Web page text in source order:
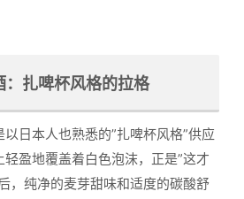
：扎啤杯风格的拉格
日本人也熟悉的”扎啤杯风格”供应
盈地覆盖着白色泡沫，正是”这才
，纯净的麦芽甜味和适度的碳酸舒